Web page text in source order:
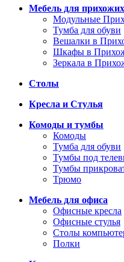
Мебель для прихожих
Модульные
Тумба для обуви
Вешалки в
Шкафы в
Зеркала в
Столы
Кресла и Стулья
Комоды и тумбы
Комоды
Тумба для обуви
Тумбы под
Тумбы
Трюмо
Мебель для офиса
Офисные кресла
Офисные стулья
Столы
Полки